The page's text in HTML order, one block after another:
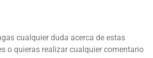
cualquier duda acerca de estas
o quieras realizar cualquier comentario